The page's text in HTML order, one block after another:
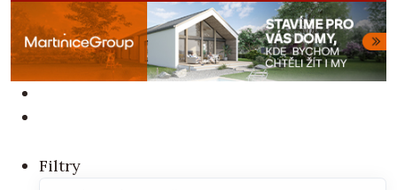
Filtry